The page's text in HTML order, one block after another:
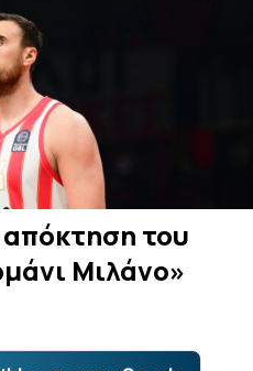
του
Μιλάνο»